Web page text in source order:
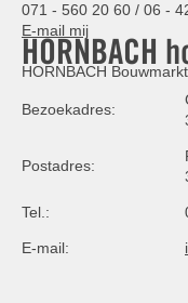
071 - 560 20 60 / 06 -
E-mail mij
HORNBACH
HORNBACH
Bezoekadres:
Postadres:
Tel.:
E-mail: